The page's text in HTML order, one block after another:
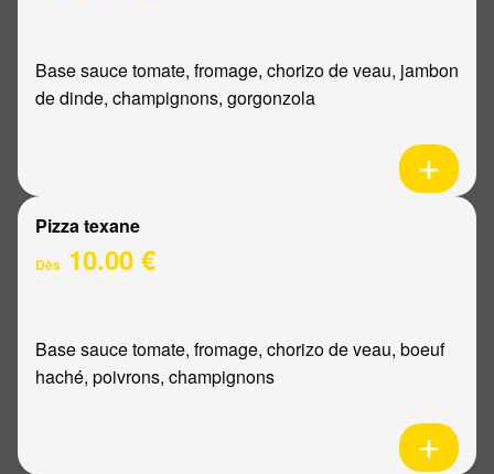
Base sauce tomate, fromage, chorizo de veau, jambon
de dinde, champignons, gorgonzola
Pizza texane
Dès 10.00 €
Base sauce tomate, fromage, chorizo de veau, boeuf
haché, poivrons, champignons